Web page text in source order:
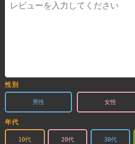
性別
男性 女性
年代
10代 20代 30代